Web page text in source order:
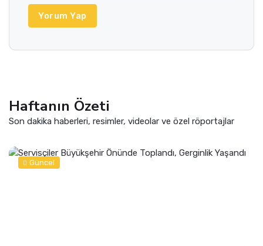
Yorum Yap
Haftanın Özeti
Son dakika haberleri, resimler, videolar ve özel röportajlar
Güncel